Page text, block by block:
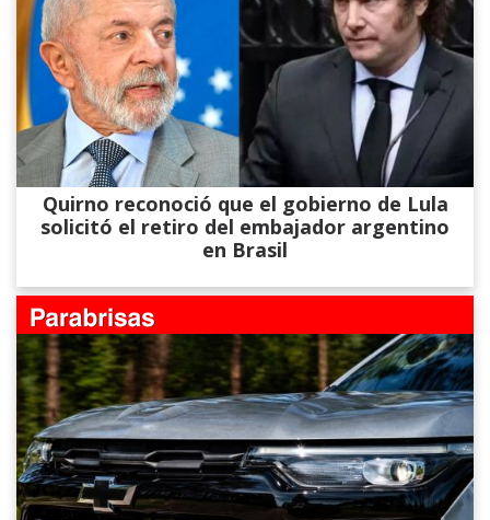
Quirno reconoció que el gobierno de Lula
solicitó el retiro del embajador argentino
en Brasil